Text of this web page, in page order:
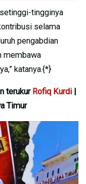
tingginya
selama
pengabdian
membawa
katanya.{*}
terukur Rofiq Kurdi |
Timur